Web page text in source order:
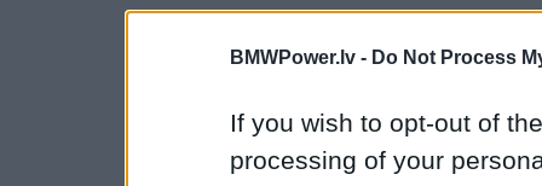
BMWPower.lv - Do Not Process
If you wish to opt-out of
processing of your